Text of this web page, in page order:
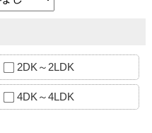
2DK～2LDK
4DK～4LDK